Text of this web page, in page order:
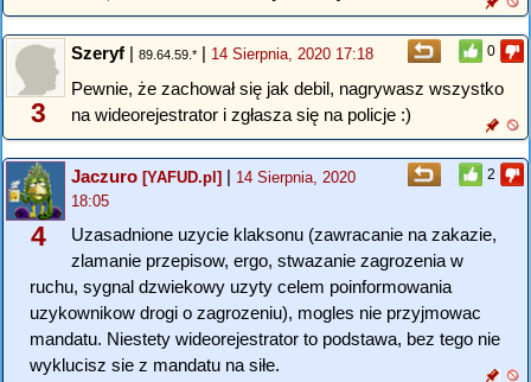
0
3
Szeryf | 89.64.59.* | 14 Sierpnia, 2020 17:18
Pewnie, że zachował się jak debil, nagrywasz wszystko
na wideorejestrator i zgłasza się na policje :)
2
4
Jaczuro [YAFUD.pl] | 14 Sierpnia, 2020
18:05
Uzasadnione uzycie klaksonu (zawracanie na zakazie,
zlamanie przepisow, ergo, stwazanie zagrozenia w
ruchu, sygnal dzwiekowy uzyty celem poinformowania
uzykownikow drogi o zagrozeniu), mogles nie przyjmowac
mandatu. Niestety wideorejestrator to podstawa, bez tego nie
wyklucisz sie z mandatu na siłe.